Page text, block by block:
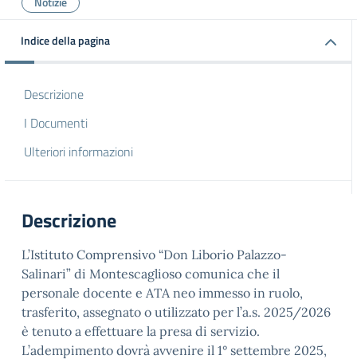
Indice della pagina
Descrizione
I Documenti
Ulteriori informazioni
Descrizione
L’Istituto Comprensivo “Don Liborio Palazzo-
Salinari” di Montescaglioso comunica che il
personale docente e ATA neo immesso in ruolo,
trasferito, assegnato o utilizzato per l’a.s. 2025/2026
è tenuto a effettuare la presa di servizio.
L’adempimento dovrà avvenire il 1° settembre 2025,